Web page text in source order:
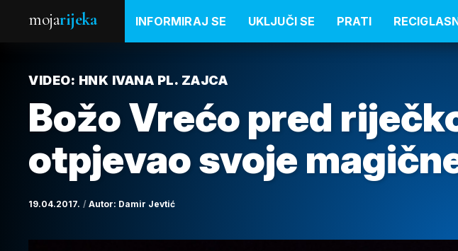
mojarijeka INFORMIRAJ SE UKLJUČI SE PRATI
VIDEO: HNK IVANA PL. ZAJCA
Božo Vrećo pred
otpjevao svoje
19.04.2017. Autor: Damir Jevtić